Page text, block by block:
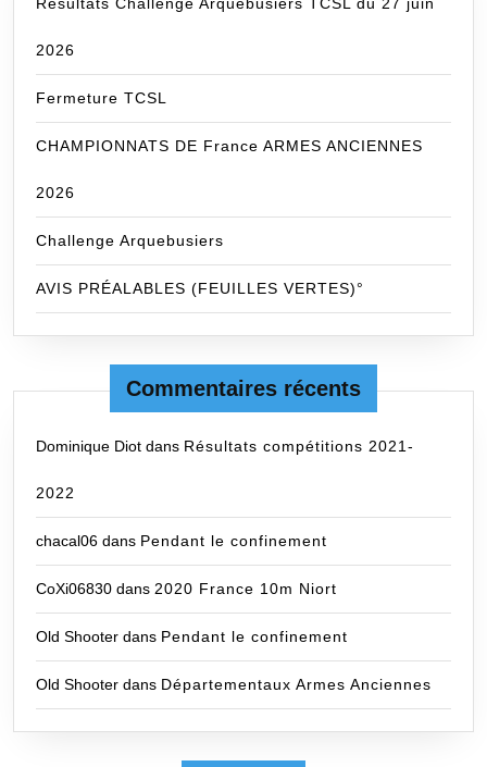
Résultats Challenge Arquebusiers TCSL du 27 juin
2026
Fermeture TCSL
CHAMPIONNATS DE France ARMES ANCIENNES
2026
Challenge Arquebusiers
AVIS PRÉALABLES (FEUILLES VERTES)°
Commentaires récents
Dominique Diot dans Résultats compétitions 2021-
2022
chacal06 dans Pendant le confinement
CoXi06830 dans 2020 France 10m Niort
Old Shooter dans Pendant le confinement
Old Shooter dans Départementaux Armes Anciennes